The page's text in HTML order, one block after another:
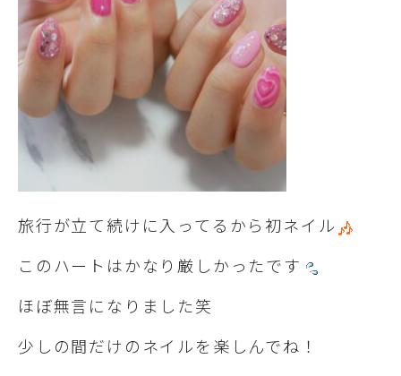
旅行が立て続けに入ってるから初ネイル
このハートはかなり厳しかったです
ほぼ無言になりました笑
少しの間だけのネイルを楽しんでね！